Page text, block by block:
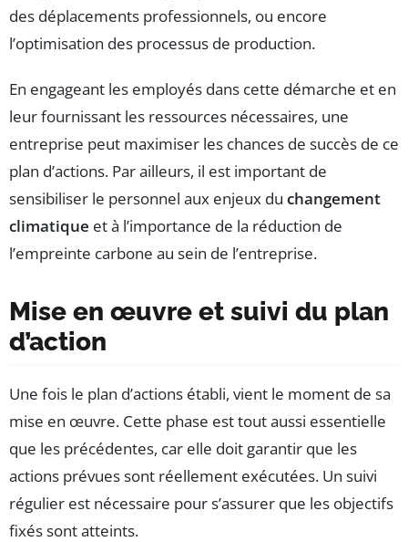
des déplacements professionnels, ou encore
l’optimisation des processus de production.
En engageant les employés dans cette démarche et en
leur fournissant les ressources nécessaires, une
entreprise peut maximiser les chances de succès de ce
plan d’actions. Par ailleurs, il est important de
sensibiliser le personnel aux enjeux du changement
climatique et à l’importance de la réduction de
l’empreinte carbone au sein de l’entreprise.
Mise en œuvre et suivi du plan
d’action
Une fois le plan d’actions établi, vient le moment de sa
mise en œuvre. Cette phase est tout aussi essentielle
que les précédentes, car elle doit garantir que les
actions prévues sont réellement exécutées. Un suivi
régulier est nécessaire pour s’assurer que les objectifs
fixés sont atteints.